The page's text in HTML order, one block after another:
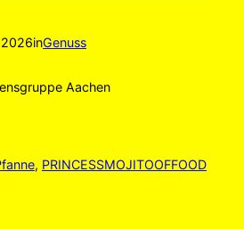
inGenuss
Aachen
, PRINCESSMOJITOOFFOOD